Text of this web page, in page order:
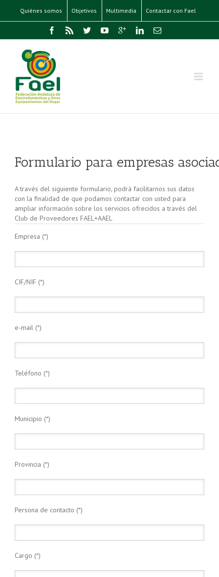
Quiénes somos Objetivos Multimedia Contactar con Fael
Formulario para empresas
A través del siguiente formulario, podrá facilitarnos sus datos
con la finalidad de que podamos contactar con usted para
ampliar información sobre los servicios ofrecidos a través del
Club de Proveedores FAEL+AAEL
Empresa (*)
CIF/NIF (*)
e-mail (*)
Teléfono (*)
Municipio (*)
Provincia (*)
Persona de contacto (*)
Cargo (*)